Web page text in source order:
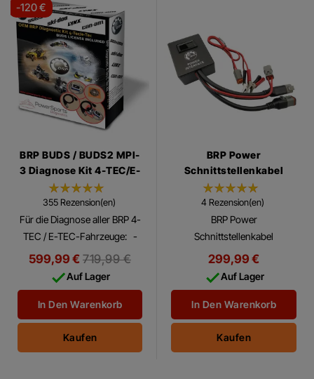
-120 €
BRP BUDS / BUDS2 MPI-
3 Diagnose Kit 4-TEC/E-
TEC/ACE
355 Rezension(en)
Für die Diagnose aller BRP 4-
TEC / E-TEC-Fahrzeuge: -
PWC und Sportboot-
SeaDoo. - Schneemobile
Skidoo und Lynx. - alle Can
Am - Fahrzeuge (ATV,...
599,99 € Regulärer
Preis
719,99 €
Auf Lager
In Den Warenkorb
Kaufen
BRP Power
Schnittstellenkabel
4 Rezension(en)
BRP Power
Schnittstellenkabel
299,99 €
Auf Lager
In Den Warenkorb
Kaufen